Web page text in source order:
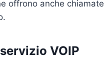
offrono anche chiamate
VOIP